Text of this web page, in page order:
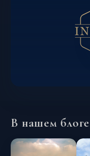
В нашем блоге